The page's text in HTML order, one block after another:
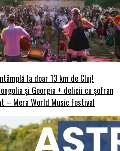
la doar 13 km de Cluj!
și Georgia + delicii cu șofran
– Mera World Music Festival